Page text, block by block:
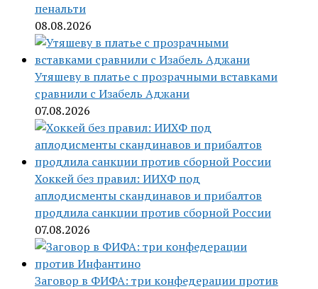
пенальти
08.08.2026
Утяшеву в платье с прозрачными вставками
сравнили с Изабель Аджани
07.08.2026
Хоккей без правил: ИИХФ под
аплодисменты скандинавов и прибалтов
продлила санкции против сборной России
07.08.2026
Заговор в ФИФА: три конфедерации против